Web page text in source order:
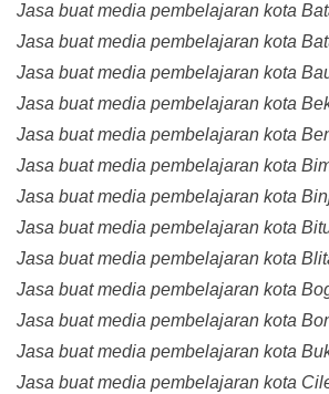
Jasa buat media pembelajaran kota
Jasa buat media pembelajaran kota
Jasa buat media pembelajaran kota
Jasa buat media pembelajaran kota
Jasa buat media pembelajaran kota
Jasa buat media pembelajaran kota
Jasa buat media pembelajaran kota
Jasa buat media pembelajaran kota
Jasa buat media pembelajaran kota
Jasa buat media pembelajaran kota
Jasa buat media pembelajaran kota
Jasa buat media pembelajaran kota
Jasa buat media pembelajaran kota